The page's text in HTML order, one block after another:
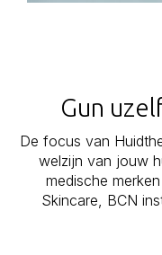
Gun
De focus van
welzijn van jouw
medische
Skincare, BCN